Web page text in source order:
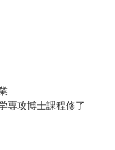
専攻博士課程修了